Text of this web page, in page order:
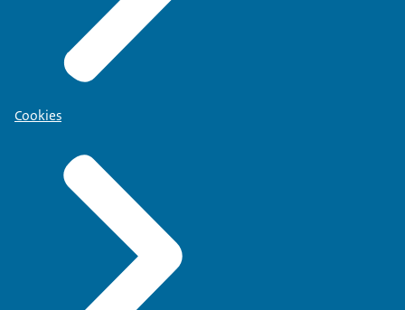
Cookies